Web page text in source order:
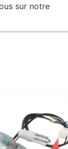
sur notre